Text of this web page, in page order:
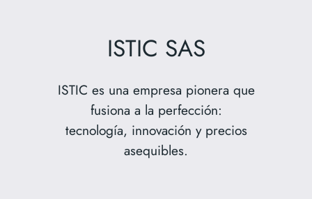
ISTIC SAS
ISTIC es una empresa pionera que
fusiona a la perfección:
tecnología, innovación y precios
asequibles.